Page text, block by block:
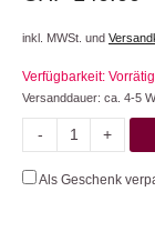
inkl. MWSt. und
Verfügbarkeit: Vorrätig
Versanddauer: ca. 4-5
- +
Als Geschenk